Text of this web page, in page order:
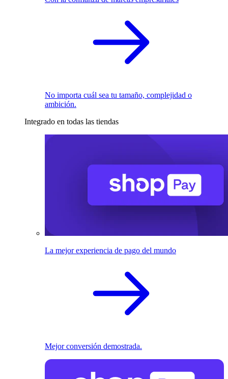
No importa cuál sea tu tamaño, complejidad o
ambición.
Integrado en todas las tiendas
La mejor experiencia de pago del mundo
Mejor conversión demostrada.